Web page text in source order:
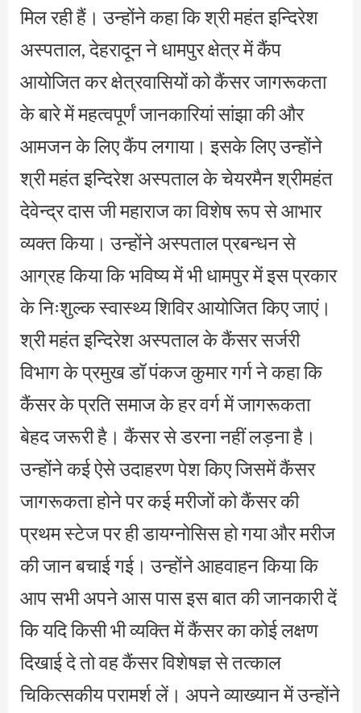
मिल रही हैं। उन्होंने कहा कि श्री महंत इन्दिरेश
अस्पताल, देहरादून ने धामपुर क्षेत्र में कैंप
आयोजित कर क्षेत्रवासियों को कैंसर जागरूकता
के बारे में महत्वपूर्णं जानकारियां सांझा की और
आमजन के लिए कैंप लगाया। इसके लिए उन्होंने
श्री महंत इन्दिरेश अस्पताल के चेयरमैन श्रीमहंत
देवेन्द्र दास जी महाराज का विशेष रूप से आभार
व्यक्त किया। उन्होंने अस्पताल प्रबन्धन से
आग्रह किया कि भविष्य में भी धामपुर में इस प्रकार
के निःशुल्क स्वास्थ्य शिविर आयोजित किए जाएं।
श्री महंत इन्दिरेश अस्पताल के कैंसर सर्जरी
विभाग के प्रमुख डॉ पंकज कुमार गर्ग ने कहा कि
कैंसर के प्रति समाज के हर वर्ग में जागरूकता
बेहद जरूरी है। कैंसर से डरना नहीं लड़ना है।
उन्होंने कई ऐसे उदाहरण पेश किए जिसमें कैंसर
जागरूकता होने पर कई मरीजों को कैंसर की
प्रथम स्टेज पर ही डायग्नोसिस हो गया और मरीज
की जान बचाई गई। उन्होंने आहवाहन किया कि
आप सभी अपने आस पास इस बात की जानकारी दें
कि यदि किसी भी व्यक्ति में कैंसर का कोई लक्षण
दिखाई दे तो वह कैंसर विशेषज्ञ से तत्काल
चिकित्सकीय परामर्श लें। अपने व्याख्यान में उन्होंने